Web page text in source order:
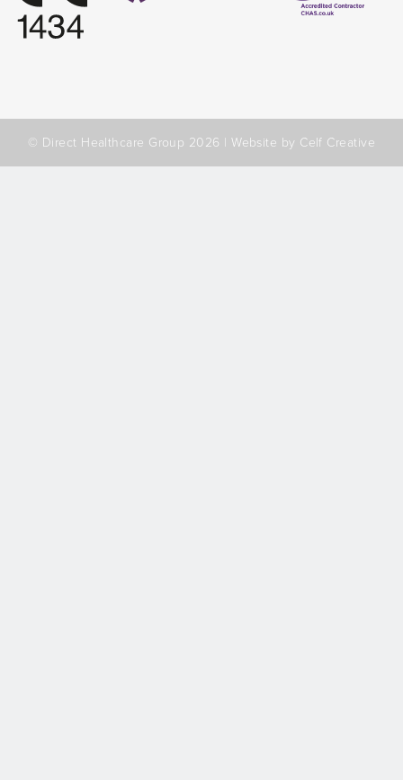
© Direct Healthcare Group 2026 |Website by Celf Creative